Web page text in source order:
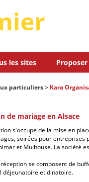
les sites
particuliers> Kara
de mariage en Alsace
s'occupe de la mise en
soirées pour entreprises
et Mulhouse. La société
se composent de
déjeunatoire et dinatoire.